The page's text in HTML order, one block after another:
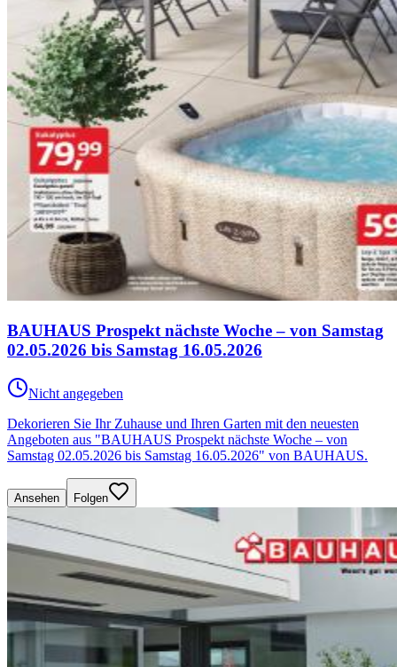
BAUHAUS Prospekt nächste Woche – von Samstag
02.05.2026 bis Samstag 16.05.2026
Nicht angegeben
Dekorieren Sie Ihr Zuhause und Ihren Garten mit den neuesten
Angeboten aus "BAUHAUS Prospekt nächste Woche – von
Samstag 02.05.2026 bis Samstag 16.05.2026" von BAUHAUS.
Ansehen Folgen